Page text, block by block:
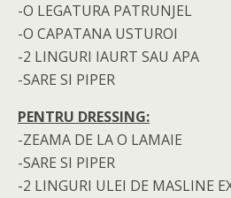
-O LEGATURA PATRUNJEL
-O CAPATANA USTUROI
-2 LINGURI IAURT SAU APA
-SARE SI PIPER
PENTRU DRESSING:
-ZEAMA DE LA O LAMAIE
-SARE SI PIPER
-2 LINGURI ULEI DE MASLINE